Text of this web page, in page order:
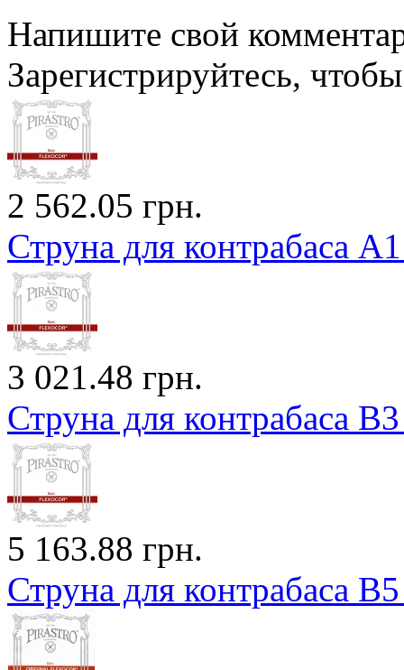
Напишите свой
Зарегистрируйтесь,
2 562.05 грн.
Струна для контрабаса
3 021.48 грн.
Струна для контрабаса
5 163.88 грн.
Струна для контрабаса